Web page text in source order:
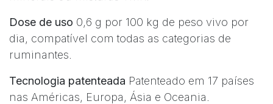
Dose de uso 0,6 g por 100 kg de peso vivo por
dia, compatível com todas as categorias de
ruminantes.
Tecnologia patenteada Patenteado em 17 países
nas Américas, Europa, Ásia e Oceania.